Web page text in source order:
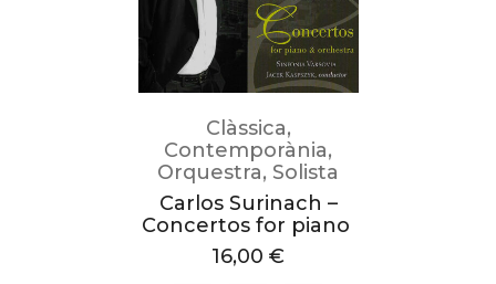
Clàssica,
Contemporània,
Orquestra, Solista
Carlos Surinach –
Concertos for piano
16,00 €